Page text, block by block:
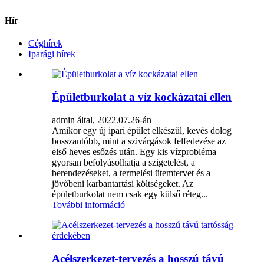
Hír
Céghírek
Iparági hírek
Épületburkolat a víz kockázatai ellen
admin által, 2022.07.26-án
Amikor egy új ipari épület elkészül, kevés dolog
bosszantóbb, mint a szivárgások felfedezése az
első heves esőzés után. Egy kis vízprobléma
gyorsan befolyásolhatja a szigetelést, a
berendezéseket, a termelési ütemtervet és a
jövőbeni karbantartási költségeket. Az
épületburkolat nem csak egy külső réteg...
További információ
Acélszerkezet-tervezés a hosszú távú